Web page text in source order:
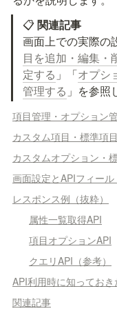
📋 関連記事
画面上での実際の
目を追加・編集・
定する 」「オプシ
管理する 」を参照
項目管理・オプション
カスタム項目・標準項目
カスタムオプション・
画面設定とAPIフィー
レスポンス例（抜粋）
属性一覧取得API
項目オプションAPI
クエリAPI（参考）
API利用時に知ってお
関連記事